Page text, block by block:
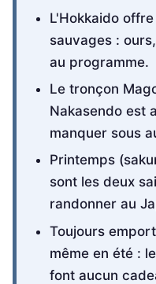
L'Hokkaido
sauvages :
au programme.
Le tronçon
Nakasendo est
manquer sous
Printemps
sont les deux
randonner au
Toujours
même en été :
font aucun